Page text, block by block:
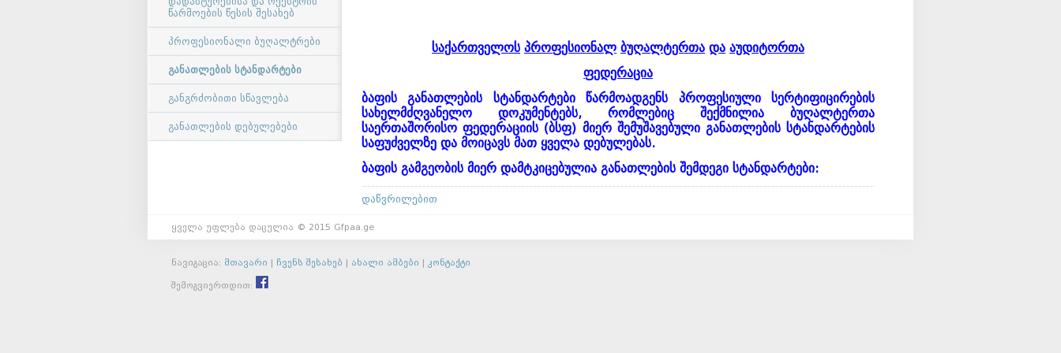
წარმოების წესის შესახებ
პროფესიონალი ბუღალტრები
განათლების სტანდარტები
განგრძობითი სწავლება
განათლების დებულებები
საქართველოს პროფესიონალ ბუღალტერთა და აუდიტორთა
ფედერაცია
ბაფის
განათლების სტანდარტები წარმოადგენს პროფესიული
სერტიფიცირების
სახელმძღვანელო
დოკუმენტებს, რომლებიც შექმნილია
ბუღალტერთა
საერთაშორისო ფედერაციის (ბსფ) მიერ შემუშავებული განათლების სტანდარტების
საფუძველზე და მოიცავს მათ ყველა დებულებას.
ბაფის გამგეობის მიერ დამტკიცებულია განათლების შემდეგი სტანდარტები:
დაწვრილებით
ყველა უფლება დაცულია © 2015 Gfpaa.ge
ნავიგაცია: მთავარი | ჩვენს შესახებ | ახალი ამბები | კონტაქტი
შემოგვიერთდით: